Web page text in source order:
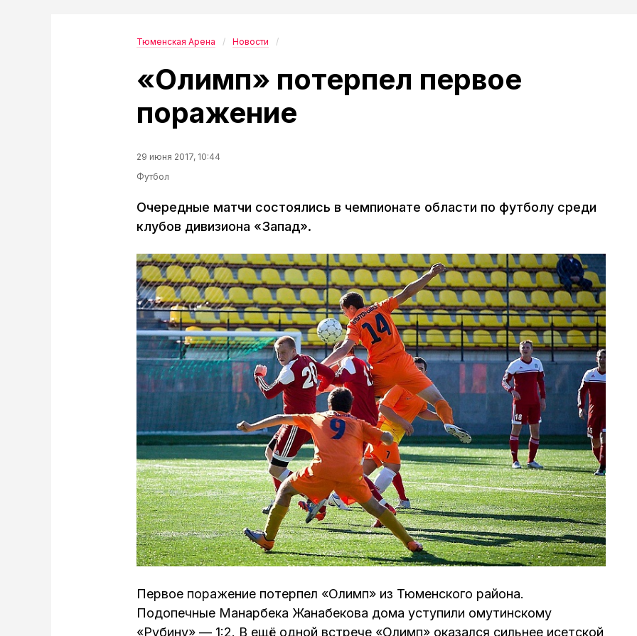
Тюменская Арена Новости
«Олимп» потерпел первое
поражение
29 июня 2017, 10:44
Футбол
Очередные матчи состоялись в чемпионате области по футболу среди
клубов дивизиона «Запад».
Первое поражение потерпел «Олимп» из Тюменского района.
Подопечные Манарбека Жанабекова дома уступили омутинскому
«Рубину» — 1:2. В ещё одной встрече «Олимп» оказался сильнее исетской